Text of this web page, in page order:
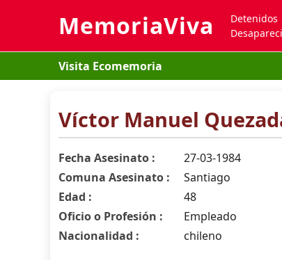
MemoriaViva
Detenidos
Visita Ecomemoria
Víctor Manuel
Fecha Asesinato :
27-03-1984
Comuna Asesinato :
Santiago
Edad :
48
Oficio o Profesión :
Empleado
Nacionalidad :
chileno